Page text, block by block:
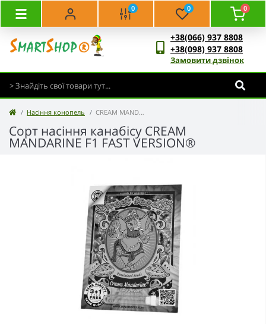
0 0 0
+38(066) 937 8808
+38(098) 937 8808
Замовити дзвінок
Насіння конопель CREAM MANDARINE F1 FAST VERSION®
Сорт насіння канабісу CREAM
MANDARINE F1 FAST VERSION®